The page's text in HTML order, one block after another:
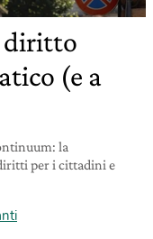
diritto
(e a
la
per i cittadini e